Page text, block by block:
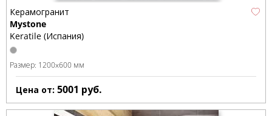
Керамогранит
Mystone
Keratile (Испания)
Размер: 1200x600 мм
Цена от: 5001 руб.